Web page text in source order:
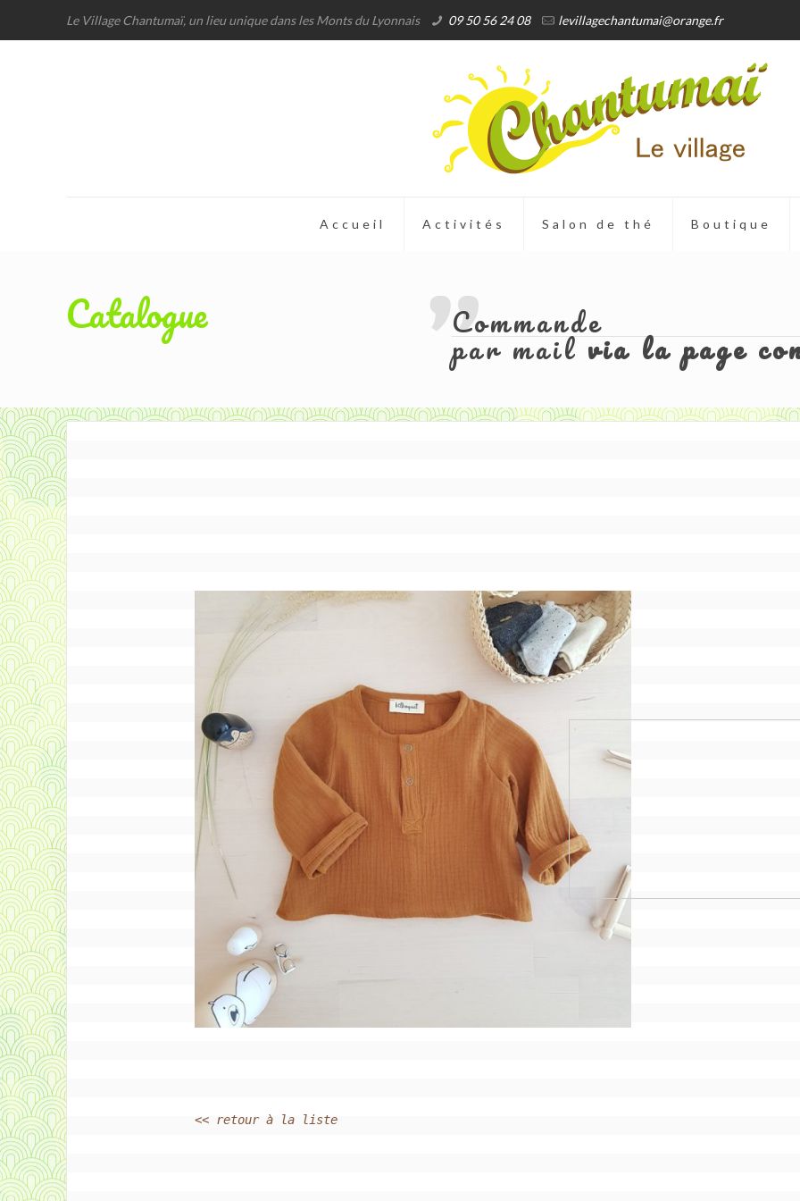
Le Village Chantumaï, un lieu unique dans les Monts du Lyonnais 09 50 56 24 08 levillagechantumai@orange.fr
Accueil Activités Salon de thé Boutique
Catalogue Commande
par mailvia la page
<< retour à la liste